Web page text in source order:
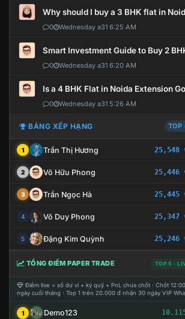
Why should I buy a 3 BHK flat in
0 Wednesday a31 6:25 AM
Smart Investment Guide to Buy 2
0 Wednesday a31 6:20 AM
Is a 4 BHK Flat in Noida Extension
0 Wednesday a31 5:26 AM
BẢNG XẾP HẠNG TOP
1 Trần Thị Hương 25,548
2 Võ Hữu Phong 25,446
3 Trần Ngọc Hà 25,445
4 Võ Duy Phong 25,347
5 Đặng Kim Quỳnh 25,246
TỔNG ĐIỂM PAPER TRADE TOP 5 ·
Điểm live = số dư ví + ký quỹ + PnL chưa chốt · Chốt 12:00
ngày cuối tháng · Top 1 trên 20.000 đ nhận 30 ngày VIP
1 Demo123